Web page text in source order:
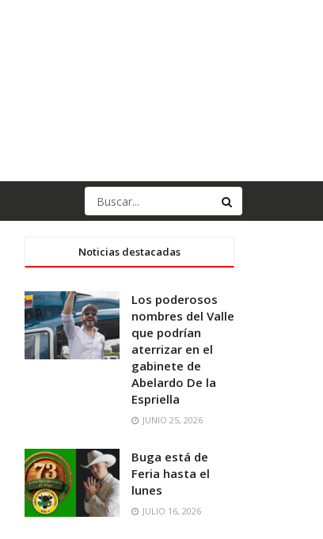
Noticias destacadas
Los poderosos
nombres del Valle
que podrían
aterrizar en el
gabinete de
Abelardo De la
Espriella
JUNIO 25, 2026
Buga está de
Feria hasta el
lunes
JULIO 16, 2026